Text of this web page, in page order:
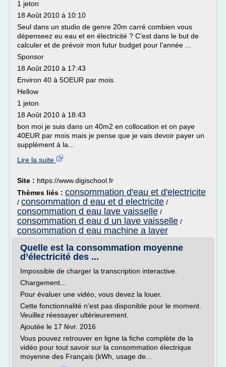
1 jeton
18 Août 2010 à 10:10
Seul dans un studio de genre 20m carré combien vous
dépenseez eu eau et en électricité ? C'est dans le but de
calculer et de prévoir mon futur budget pour l'année ...
Sponsor
18 Août 2010 à 17:43
Environ 40 à 5OEUR par mois.
Hellow
1 jeton
18 Août 2010 à 18:43
bon moi je suis dans un 40m2 en collocation et on paye
40EUR par mois mais je pense que je vais devoir payer un
supplément à la...
Lire la suite
Site : https://www.digischool.fr
Thèmes liés : consommation d'eau et d'electricite
/ consommation d eau et d electricite /
consommation d eau lave vaisselle /
consommation d eau d un lave vaisselle /
consommation d eau machine a laver
Quelle est la consommation moyenne
d’électricité des ...
Impossible de charger la transcription interactive.
Chargement...
Pour évaluer une vidéo, vous devez la louer.
Cette fonctionnalité n'est pas disponible pour le moment.
Veuillez réessayer ultérieurement.
Ajoutée le 17 févr. 2016
Vous pouvez retrouver en ligne la fiche complète de la
vidéo pour tout savoir sur la consommation électrique
moyenne des Français (kWh, usage de...